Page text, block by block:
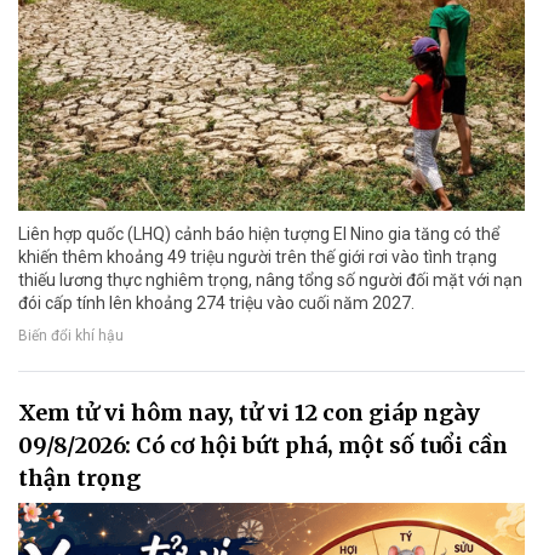
Liên hợp quốc (LHQ) cảnh báo hiện tượng El Nino gia tăng có thể
khiến thêm khoảng 49 triệu người trên thế giới rơi vào tình trạng
thiếu lương thực nghiêm trọng, nâng tổng số người đối mặt với nạn
đói cấp tính lên khoảng 274 triệu vào cuối năm 2027.
Biến đổi khí hậu
Xem tử vi hôm nay, tử vi 12 con giáp ngày
09/8/2026: Có cơ hội bứt phá, một số tuổi cần
thận trọng